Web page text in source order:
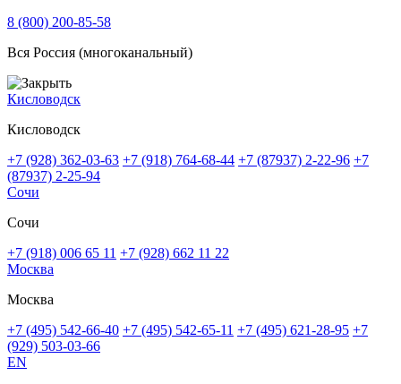
8 (800) 200-85-58
Вся Россия (многоканальный)
Кисловодск
Кисловодск
+7 (928) 362-03-63 +7 (918) 764-68-44 +7 (87937) 2-22-96 +7
(87937) 2-25-94
Сочи
Сочи
+7 (918) 006 65 11 +7 (928) 662 11 22
Москва
Москва
+7 (495) 542-66-40 +7 (495) 542-65-11 +7 (495) 621-28-95 +7
(929) 503-03-66
EN